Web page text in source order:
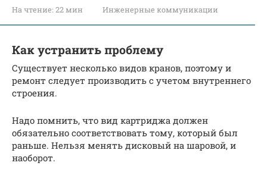
На чтение: 22 мин Инженерные коммуникации
Как устранить проблему
Существует несколько видов кранов, поэтому и
ремонт следует производить с учетом внутреннего
строения.
Надо помнить, что вид картриджа должен
обязательно соответствовать тому, который был
раньше. Нельзя менять дисковый на шаровой, и
наоборот.